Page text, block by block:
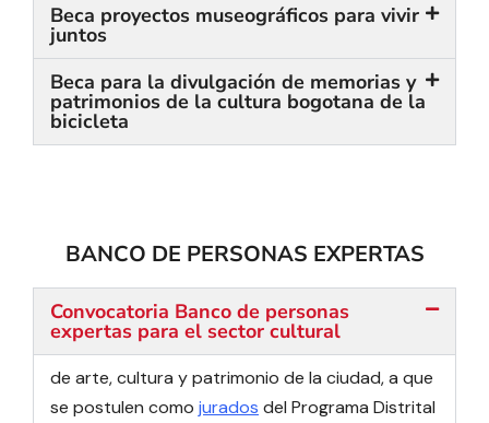
Beca proyectos museográficos para vivir
juntos
Beca para la divulgación de memorias y
patrimonios de la cultura bogotana de la
bicicleta
BANCO DE PERSONAS EXPERTAS
Convocatoria Banco de personas
expertas para el sector cultural
de arte, cultura y patrimonio de la ciudad, a que
se postulen como jurados del Programa Distrital